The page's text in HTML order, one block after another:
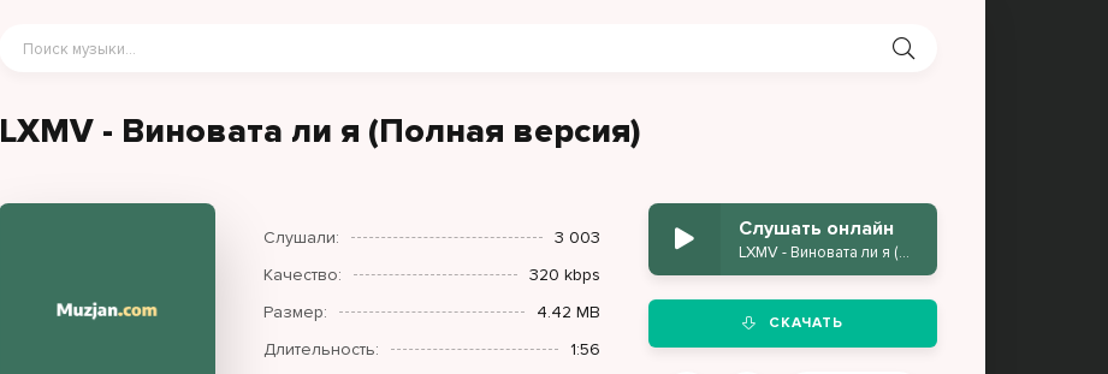
LXMV - Виновата ли я (Полная версия)
Слушали:
3 003
Качество:
320 kbps
Размер:
4.42 MB
Длительность:
1:56
Слушать онлайн
LXMV - Виновата ли я (Полная версия)
СКАЧАТЬ